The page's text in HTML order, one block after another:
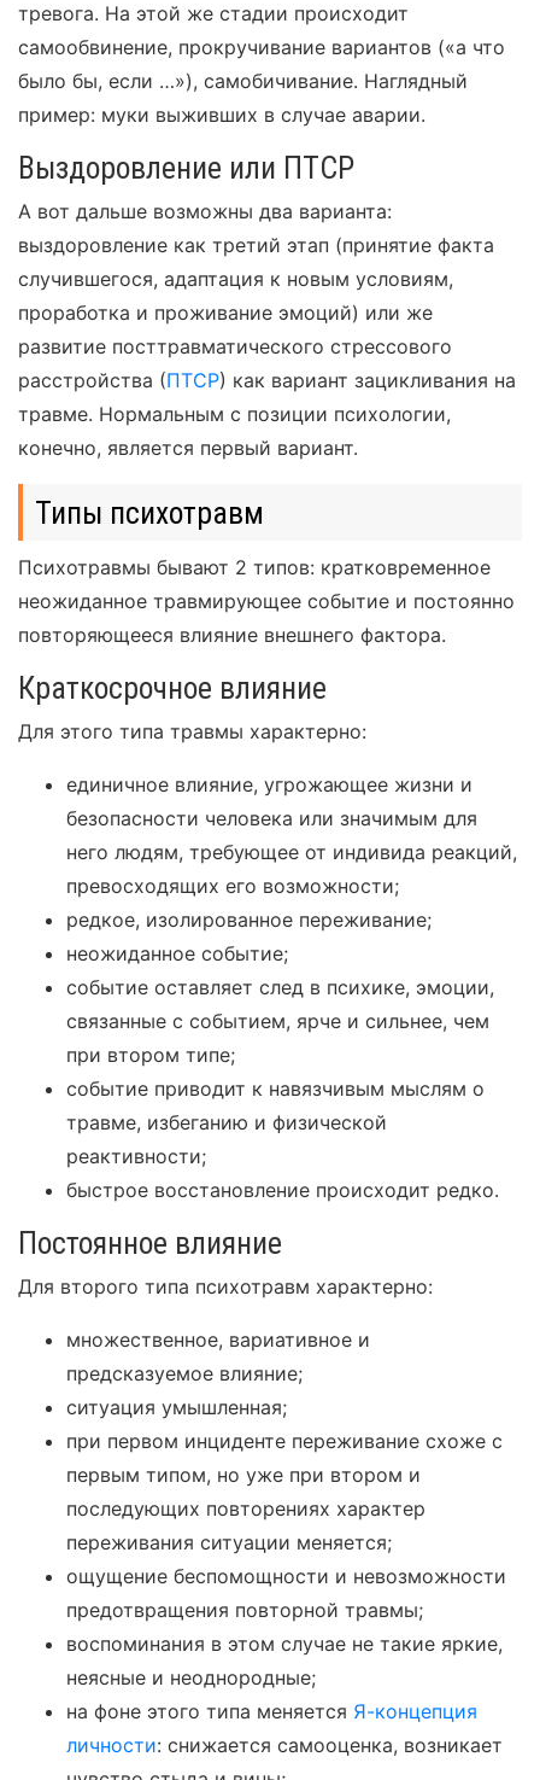
тревога. На этой же стадии происходит
самообвинение, прокручивание вариантов («а что
было бы, если …»), самобичивание. Наглядный
пример: муки выживших в случае аварии.
Выздоровление или ПТСР
А вот дальше возможны два варианта:
выздоровление как третий этап (принятие факта
случившегося, адаптация к новым условиям,
проработка и проживание эмоций) или же
развитие посттравматического стрессового
расстройства (ПТСР) как вариант зацикливания на
травме. Нормальным с позиции психологии,
конечно, является первый вариант.
Типы психотравм
Психотравмы бывают 2 типов: кратковременное
неожиданное травмирующее событие и постоянно
повторяющееся влияние внешнего фактора.
Краткосрочное влияние
Для этого типа травмы характерно:
единичное влияние, угрожающее жизни и
безопасности человека или значимым для
него людям, требующее от индивида реакций,
превосходящих его возможности;
редкое, изолированное переживание;
неожиданное событие;
событие оставляет след в психике, эмоции,
связанные с событием, ярче и сильнее, чем
при втором типе;
событие приводит к навязчивым мыслям о
травме, избеганию и физической
реактивности;
быстрое восстановление происходит редко.
Постоянное влияние
Для второго типа психотравм характерно:
множественное, вариативное и
предсказуемое влияние;
ситуация умышленная;
при первом инциденте переживание схоже с
первым типом, но уже при втором и
последующих повторениях характер
переживания ситуации меняется;
ощущение беспомощности и невозможности
предотвращения повторной травмы;
воспоминания в этом случае не такие яркие,
неясные и неоднородные;
на фоне этого типа меняется Я-концепция
личности: снижается самооценка, возникает